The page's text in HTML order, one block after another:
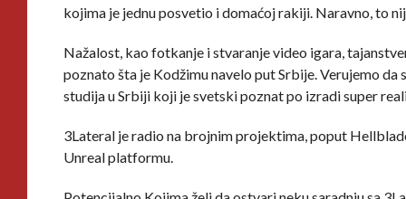
kojima je jednu posvetio i domaćoj rakiji. Naravno, to
Nažalost, kao fotkanje i stvaranje video igara,
poznato šta je Kodžimu navelo put Srbije. Verujemo
studija u Srbiji koji je svetski poznat po izradi super
3Lateral je radio na brojnim projektima, poput
Unreal platformu.